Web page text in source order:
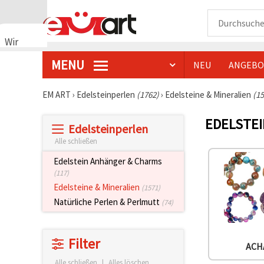
Wir
verwenden
ordnungsgemäße
Nutzungserlebnis
MENU NEU
EM ART › Edelsteinperlen (1762)› Edelsteine & Mineralien
Edelsteinperlen
Alle schließen
Edelstein Anhänger & Charms
(117)
Edelsteine & Mineralien (1571)
Natürliche Perlen & Perlmutt (74)
Filter